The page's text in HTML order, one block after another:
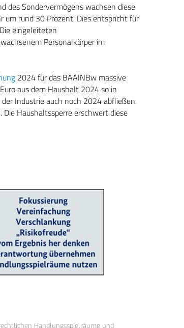
des Sondervermögens wachsen diese
um rund 30 Prozent. Dies entspricht für
eingeleiteten
Personalkörper im
2024 für das BAAINBw massive
aus dem Haushalt 2024 so in
Industrie auch noch 2024 abfließen.
Haushaltssperre erschwert diese
Handlungsspielräume und